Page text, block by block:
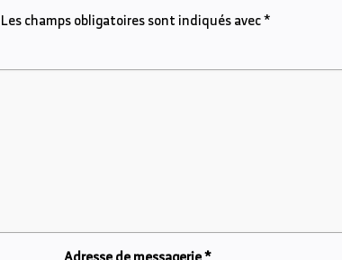
Les champs obligatoires sont indiqués avec*